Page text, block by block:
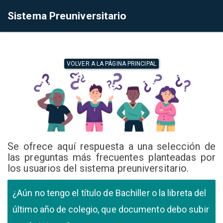
Sistema Preuniversitario
VOLVER A LA PÁGINA PRINCIPAL
Se ofrece aquí respuesta a una selección de
las preguntas más frecuentes planteadas por
los usuarios del sistema preuniversitario.
¿Aún no tengo el título de Bachiller o la libreta del
último año de colegio, que documento debo subir